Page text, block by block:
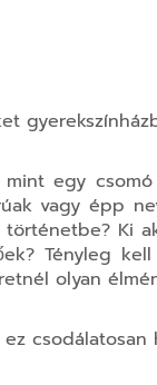
egy
vagy épp
Ki
Tényleg
olyan
csodálatosan